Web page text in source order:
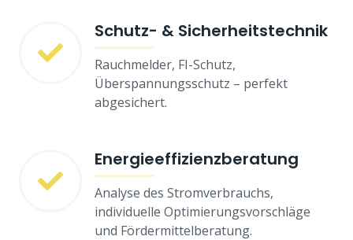
Schutz- & Sicherheitstechnik
Rauchmelder, FI-Schutz,
Überspannungsschutz – perfekt
abgesichert.
Energieeffizienzberatung
Analyse des Stromverbrauchs,
individuelle Optimierungsvorschläge
und Fördermittelberatung.